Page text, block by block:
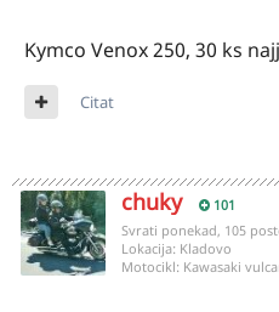
Kymco Venox 250, 30 ks
Citat
chuky 101
Svrati ponekad, 105
Lokacija: Kladovo
Motocikl: Kawasaki